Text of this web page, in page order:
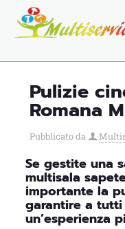
Pulizie
Romana
Pubblicato da
Se gestite una
multisala
importante la
garantire a
un’esperienza